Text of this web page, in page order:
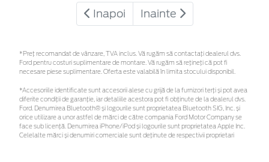
Inapoi Inainte
*Preţ recomandat de vânzare, TVA inclus. Vă rugăm să contactaţi dealerul dvs.
Ford pentru costuri suplimentare de montare. Vă rugăm să rețineți că pot fi
necesare piese suplimentare. Oferta este valabilă în limita stocului disponibil.
*Accesoriile identificate sunt accesorii alese cu grijă de la furnizori terți și pot avea
diferite condiții de garanție, iar detaliile acestora pot fi obținute de la dealerul dvs.
Ford. Denumirea Bluetooth® și logourile sunt proprietatea Bluetooth SIG, Inc. și
orice utilizare a unor astfel de mărci de către compania Ford Motor Company se
face sub licență. Denumirea iPhone/iPod și logourile sunt proprietatea Apple Inc.
Celelalte mărci și denumiri comerciale sunt deținute de respectivii proprietari